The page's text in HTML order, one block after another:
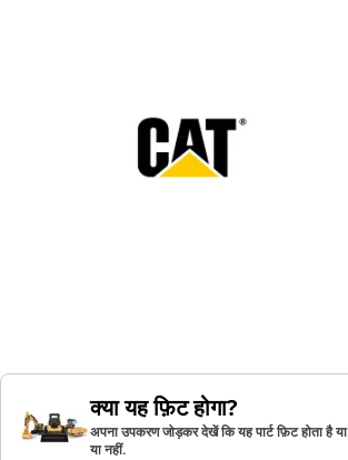
क्या यह फ़िट होगा?
अपना उपकरण जोड़कर देखें कि यह पार्ट फ़िट होता है
या नहीं.